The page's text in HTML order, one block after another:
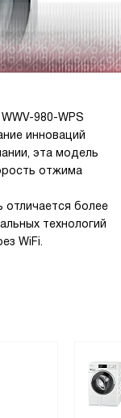
A+++++, что
но и
значительно
теперь могу
Это
сделало
980-WPS
инноваций
эта модель
отжима
отличается более
технологий
WiFi.